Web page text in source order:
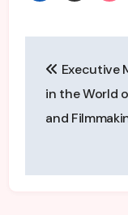
Executive
in the World
and